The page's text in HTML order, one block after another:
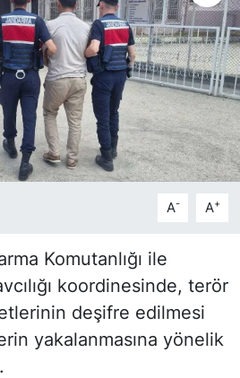
A- A+
Komutanlığı ile
koordinesinde, terör
deşifre edilmesi
yakalanmasına yönelik